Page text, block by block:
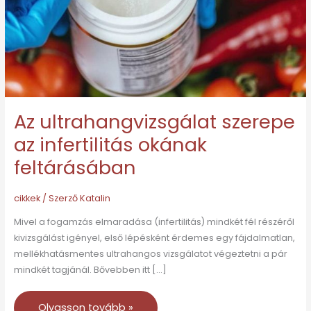
Az ultrahangvizsgálat szerepe
az infertilitás okának
feltárásában
cikkek/ SzerzőKatalin
Mivel a fogamzás elmaradása (infertilitás) mindkét fél részéről
kivizsgálást igényel, első lépésként érdemes egy fájdalmatlan,
mellékhatásmentes ultrahangos vizsgálatot végeztetni a pár
mindkét tagjánál. Bővebben itt […]
okának
feltárásában
Olvasson tovább »